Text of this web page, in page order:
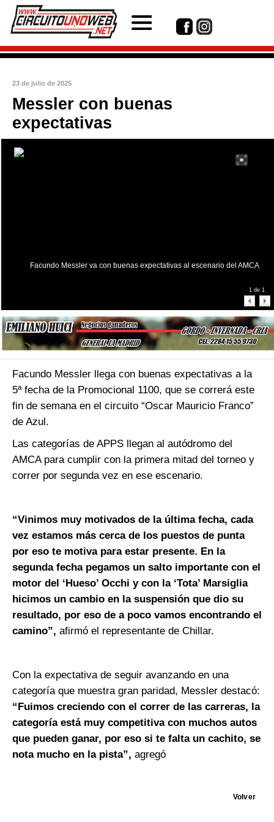
23 de julio de 2025
Messler con buenas
expectativas
Facundo Messler va con buenas expectativas al escenario del AMCA
1 de 1
Facundo Messler llega con buenas expectativas a la
5ª fecha de la Promocional 1100, que se correrá este
fin de semana en el circuito “Oscar Mauricio Franco”
de Azul.
Las categorías de APPS llegan al autódromo del
AMCA para cumplir con la primera mitad del torneo y
correr por segunda vez en ese escenario.
“Vinimos muy motivados de la última fecha, cada
vez estamos más cerca de los puestos de punta
por eso te motiva para estar presente. En la
segunda fecha pegamos un salto importante con el
motor del ‘Hueso’ Occhi y con la ‘Tota’ Marsiglia
hicimos un cambio en la suspensión que dio su
resultado, por eso de a poco vamos encontrando el
camino”, afirmó el representante de Chillar.
Con la expectativa de seguir avanzando en una
categoría que muestra gran paridad, Messler destacó:
“Fuimos creciendo con el correr de las carreras, la
categoría está muy competitiva con muchos autos
que pueden ganar, por eso si te falta un cachito, se
nota mucho en la pista”, agregó
Volver